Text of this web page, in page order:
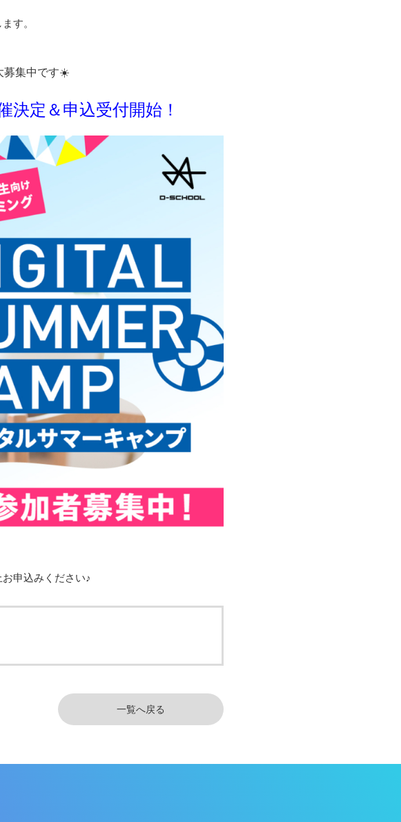
す。
募集中です☀️
決定＆申込受付開始！
申込みください♪
一覧へ戻る